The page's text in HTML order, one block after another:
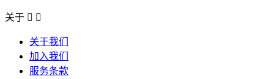
关于  
关于我们
加入我们
服务条款